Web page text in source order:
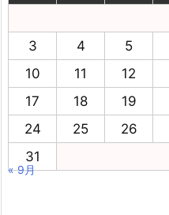
3
4 5
10
11 12
17
18 19
24
25 26
31
« 9月